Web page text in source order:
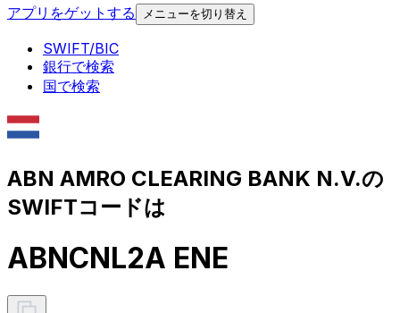
アプリをゲットする
メニューを切り替え
SWIFT/BIC
銀行で検索
国で検索
ABN AMRO CLEARING BANK N.V.の
SWIFTコードは
ABNCNL2A ENE